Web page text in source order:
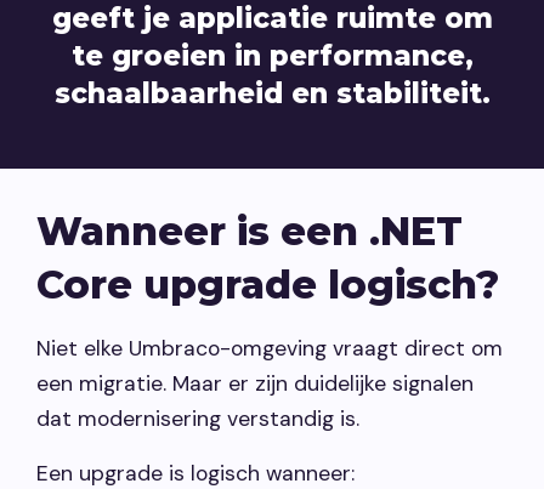
geeft je applicatie ruimte om
te groeien in performance,
schaalbaarheid en stabiliteit.
Wanneer is een .NET
Core upgrade logisch?
Niet elke Umbraco-omgeving vraagt direct om
een migratie. Maar er zijn duidelijke signalen
dat modernisering verstandig is.
Een upgrade is logisch wanneer: